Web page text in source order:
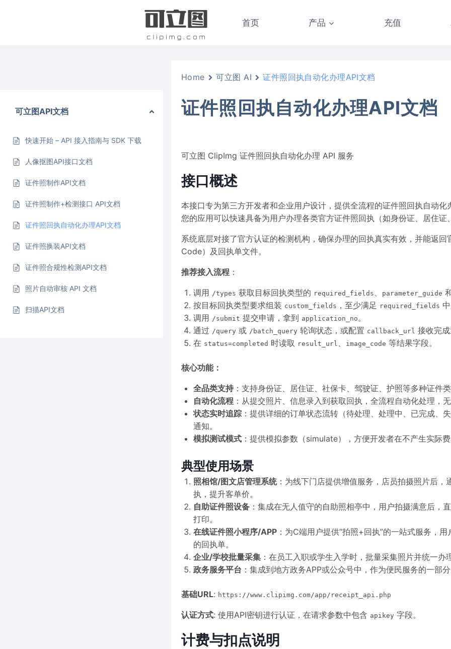
首页 产品 充值
可立图API文档
快速开始 – API 接入指南与 SDK 下载
人像抠图API接口文档
证件照制作API文档
证件照制作+检测接口 API文档
证件照回执自动化办理API文档
证件照换装API文档
证件照合规性检测API文档
照片自动审核 API 文档
扫描API文档
Home 可立图 AI 证件照回执自动化办理API文档
证件照回执自动化办理API文档
可立图 ClipImg 证件照回执自动化办理 API 服务
接口概述
本接口专为第三方开发者和企业用户设计，提供全流程的证件照回执自动
您的应用可以快速具备为用户办理各类官方证件照回执（如身份证、居住证
系统底层对接了官方认证的检测机构，确保办理的回执真实有效，并能返
Code）及回执单文件。
推荐接入流程：
调用 /types 获取目标回执类型的 required_fields 、 parameter_guide
按目标回执类型要求组装 custom_fields ，至少满足 required_fields
调用 /submit 提交申请，拿到 application_no。
通过 /query 或 /batch_query 轮询状态，或配置 callback_url 接收完
在 status=completed 时读取 result_url 、 image_code 等结果字段。
核心功能：
全品类支持：支持身份证、居住证、社保卡、驾驶证、护照等多种证件
自动化流程：从提交照片、信息录入到获取回执，全流程自动化处理，
状态实时追踪：提供详细的订单状态流转（待处理、处理中、已完成、
通知。
模拟测试模式：提供模拟参数（simulate），方便开发者在不产生实际
典型使用场景
照相馆/图文店管理系统：为线下门店提供增值服务，店员拍摄照片后，
执，提升客单价。
自助证件照设备：集成在无人值守的自助照相亭中，用户拍摄满意后，
打印。
在线证件照小程序/APP：为C端用户提供“拍照+回执”的一站式服务，
的回执单。
企业/学校批量采集：在员工入职或学生入学时，批量采集照片并统一办
政务服务平台 ：集成到地方政务APP或公众号中，作为便民服务的一部
基础URL: https://www.clipimg.com/app/receipt_api.php
认证方式: 使用API密钥进行认证，在请求参数中包含 apikey 字段。
计费与扣点说明